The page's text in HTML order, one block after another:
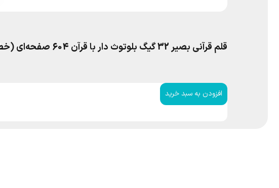
قلم قرآنی بصیر 32 گیگ بلوتوث دار با قرآن 604 صفحه‌ای (خط معمولی) و منتخب مفاتیح
افزودن به سبد خرید